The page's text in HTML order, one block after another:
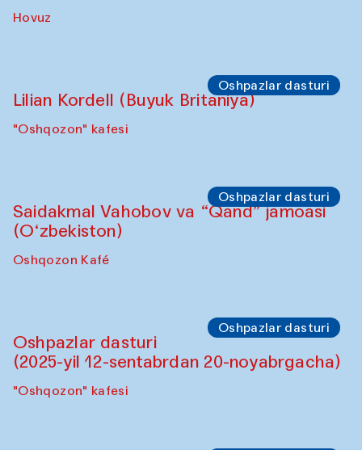
Hovuz
Oshpazlar dasturi
Lilian Kordell (Buyuk Britaniya)
"Oshqozon" kafesi
Oshpazlar dasturi
Saidakmal Vahobov va “Qand” jamoasi
(O‘zbekiston)
Oshqozon Kafé
Oshpazlar dasturi
Oshpazlar dasturi
(2025-yil 12-sentabrdan 20-noyabrgacha)
"Oshqozon" kafesi